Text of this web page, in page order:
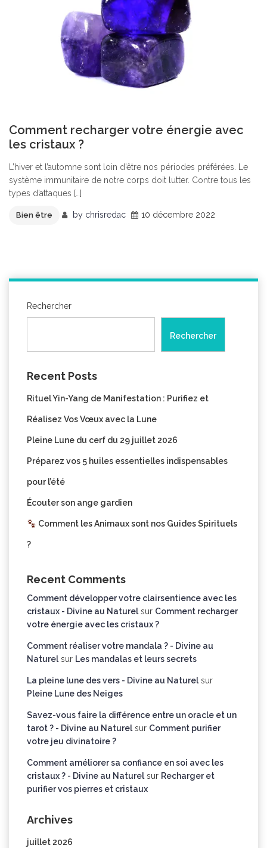
Comment recharger votre énergie avec
les cristaux ?
L’hiver et l’automne sont loin d’être nos périodes préférées. Le
système immunitaire de notre corps doit lutter. Contre tous les
types d’attaques […]
Bien être by chrisredac 10 décembre 2022
Rechercher
Rechercher
Recent Posts
Rituel Yin-Yang de Manifestation : Purifiez et
Réalisez Vos Vœux avec la Lune
Pleine Lune du cerf du 29 juillet 2026
Préparez vos 5 huiles essentielles indispensables
pour l’été
Écouter son ange gardien
Comment les Animaux sont nos Guides Spirituels
?
Recent Comments
Comment développer votre clairsentience avec les
cristaux - Divine au Naturelsur Comment recharger
votre énergie avec les cristaux ?
Comment réaliser votre mandala ? - Divine au
Naturelsur Les mandalas et leurs secrets
La pleine lune des vers - Divine au Naturelsur
Pleine Lune des Neiges
Savez-vous faire la différence entre un oracle et un
tarot ? - Divine au Naturelsur Comment purifier
votre jeu divinatoire ?
Comment améliorer sa confiance en soi avec les
cristaux ? - Divine au Naturelsur Recharger et
purifier vos pierres et cristaux
Archives
juillet 2026